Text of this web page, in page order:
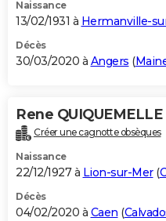
Naissance
13/02/1931 à Hermanville-
Décès
30/03/2020 à Angers (
Rene QUIQUEMELLE
Créer une cagnotte obsèques
Naissance
22/12/1927 à Lion-sur-Mer(
Décès
04/02/2020 à Caen (